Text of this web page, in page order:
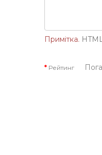
Примітка.
Рейтинг